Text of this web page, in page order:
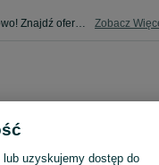
Szukasz nowej pracy? Pomożemy Ci zawodowo! Znajdź ofertę dla siebie w kategorii Praca na OLX - Bąków i okolice! Zobacz
uzyskujemy dostęp do